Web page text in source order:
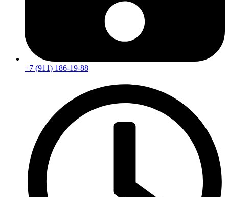
+7 (911) 186-19-88